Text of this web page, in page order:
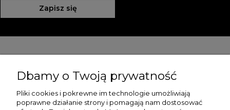
Zapisz się
Moje konto
Płatności i dostawa
Dbamy o Twoją prywatność
Pliki cookies i pokrewne im technologie umożliwiają
poprawne działanie strony i pomagają nam dostosować